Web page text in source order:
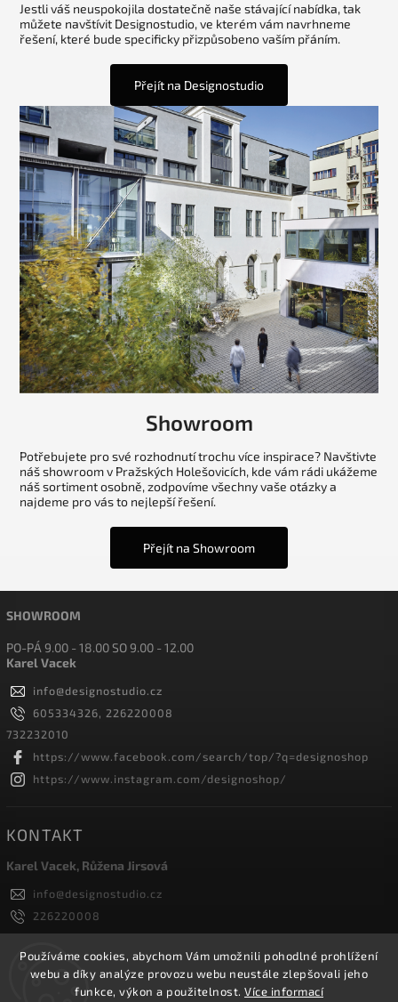
Používáme cookies, abychom Vám umožnili pohodlné prohlížení
webu a díky analýze provozu webu neustále zlepšovali jeho
funkce, výkon a použitelnost. Více informací
Jestli váš neuspokojila dostatečně naše stávající nabídka, tak
můžete navštívit Designostudio, ve kterém vám navrhneme
řešení, které bude specificky přizpůsobeno vaším přáním.
Přejít na Designostudio
Showroom
Potřebujete pro své rozhodnutí trochu více inspirace? Navštivte
náš showroom v Pražských Holešovicích, kde vám rádi ukážeme
náš sortiment osobně, zodpovíme všechny vaše otázky a
najdeme pro vás to nejlepší řešení.
Přejít na Showroom
SHOWROOM
PO-PÁ 9.00 - 18.00 SO 9.00 - 12.00
Karel Vacek
info@designostudio.cz
605334326, 226220008
732232010
https://www.facebook.com/search/top/?q=designoshop
https://www.instagram.com/designoshop/
KONTAKT
Karel Vacek, Růžena Jirsová
info@designostudio.cz
226220008
605334326, 732232010
Designoshop
designoshop